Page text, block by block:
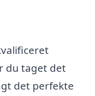
du taget det
det perfekte